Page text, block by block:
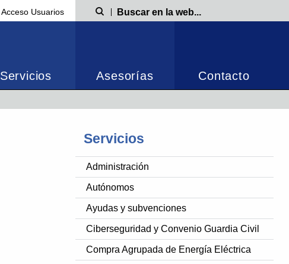
Acceso Usuarios Búsqueda
Servicios Asesorías Contacto
Servicios
Administración
Autónomos
Ayudas y subvenciones
Ciberseguridad y Convenio Guardia Civil
Compra Agrupada de Energía Eléctrica